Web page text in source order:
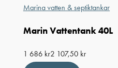
Marina vatten & septiktankar
Marin Vattentank 40L
1 686 kr2 107,50 kr